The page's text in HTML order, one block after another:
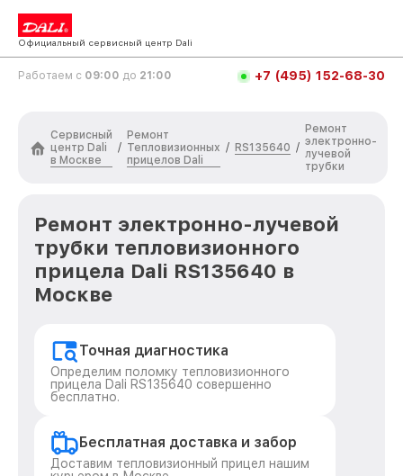
Официальный сервисный центр Dali
Работаем с 09:00 до 21:00 +7 (495) 152-68-30
Сервисный
центр Dali
в Москве
/
Ремонт
Тепловизионных
прицелов Dali
/ RS135640 /
Ремонт
электронно-
лучевой
трубки
Ремонт электронно-лучевой
трубки тепловизионного
прицела Dali RS135640 в
Москве
Точная диагностика
Определим поломку тепловизионного
прицела Dali RS135640 совершенно
бесплатно.
Бесплатная доставка и забор
Доставим тепловизионный прицел нашим